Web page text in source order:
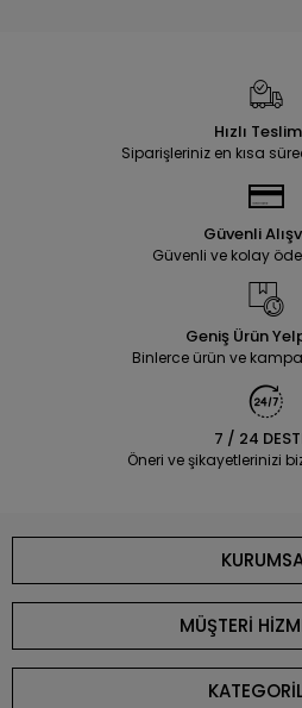
Hızlı
Siparişleriniz en kısa
Güvenli
Güvenli ve kolay
Geniş Ürün
Binlerce ürün ve
7 / 24
Öneri ve şikayetlerinizi
MÜŞTERİ